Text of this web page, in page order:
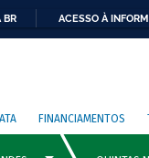
BR ACESSO À
FINANCIAMENTOS